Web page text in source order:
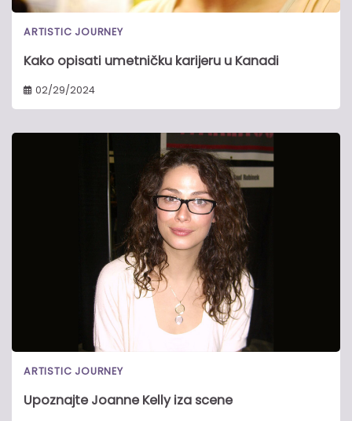
ARTISTIC JOURNEY
Kako opisati umetničku karijeru u Kanadi
02/29/2024
ARTISTIC JOURNEY
Upoznajte Joanne Kelly iza scene